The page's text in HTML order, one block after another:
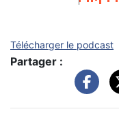
Télécharger le podcast
Partager :